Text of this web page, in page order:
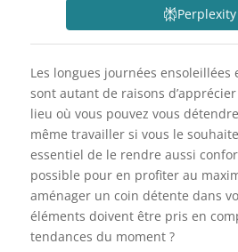
Perplexity
Les longues journées ensoleillées
sont autant de raisons
lieu où vous pouvez vous
même travailler si vous le
essentiel de le rendre aussi
possible pour en profiter au
aménager un coin détente dans
éléments doivent être pris en
tendances du moment ?